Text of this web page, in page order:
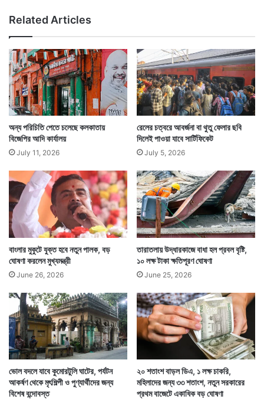
,
সা
হা
য্য
ক
র
ল
না
কে
উ
Related Articles
অন্য পরিচিতি পেতে চলেছে কলকাতায়
বিজেপির আদি কার্যালয়
July 11, 2026
রেলের চত্বরে আবর্জনা বা থুতু ফেলার ছবি
দিলেই পাওয়া যাবে সার্টিফিকেট
July 5, 2026
বাংলার মুকুটে যুক্ত হবে নতুন পালক, বড়
ঘোষণা করলেন মুখ্যমন্ত্রী
June 26, 2026
তারাতলায় উদ্ধারকাজে বাধা হল প্রবল বৃষ্টি,
১০ লক্ষ টাকা ক্ষতিপূরণ ঘোষণা
June 25, 2026
ভোল বদলে যাবে কুমোরটুলি ঘাটের, পর্যটন
আকর্ষণ থেকে মৃৎশিল্পী ও পুণ্যার্থীদের জন্য
বিশেষ বন্দোবস্ত
২০ শতাংশ বাড়ল ডিএ, ১ লক্ষ চাকরি,
মহিলাদের জন্য ৩৩ শতাংশ, নতুন সরকারের
প্রথম বাজেটে একাধিক বড় ঘোষণা